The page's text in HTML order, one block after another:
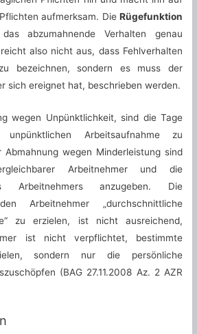
aufmerksam. Die Rügefunktion
abzumahnende Verhalten genau
also nicht aus, dass Fehlverhalten
bezeichnen, sondern es muss der
sich ereignet hat, beschrieben werden.
wegen Unpünktlichkeit, sind die Tage
Arbeitsaufnahme zu
Abmahnung wegen Minderleistung sind
Arbeitnehmer und die
Arbeitnehmers anzugeben. Die
Arbeitnehmer „durchschnittliche
zu erzielen, ist nicht ausreichend,
ist nicht verpflichtet, bestimmte
sondern nur die persönliche
(BAG 27.11.2008 Az. 2 AZR